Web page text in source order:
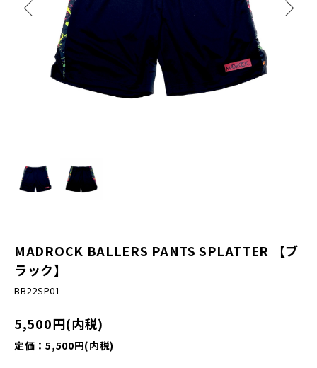
MADROCK BALLERS PANTS SPLATTER 【ブ
ラック】
BB22SP01
5,500円(内税)
定価：5,500円(内税)